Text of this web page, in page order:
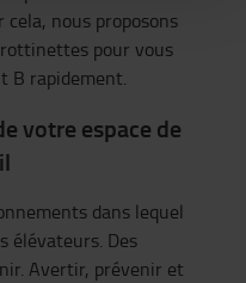
cela, nous proposons
pour vous
B rapidement.
votre espace de
dans lequel
élévateurs. Des
Avertir, prévenir et